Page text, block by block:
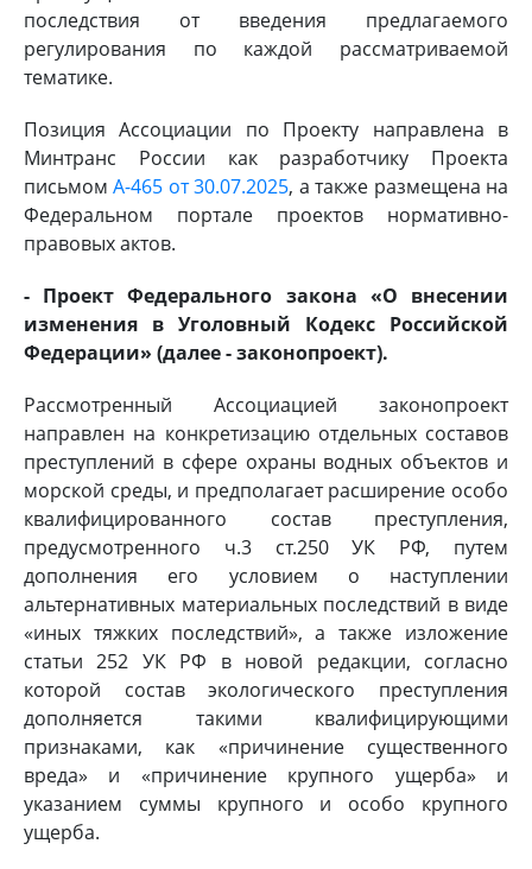
последствия от введения предлагаемого
регулирования по каждой рассматриваемой
тематике.
Позиция Ассоциации по Проекту направлена в
Минтранс России как разработчику Проекта
письмомА-465 от 30.07.2025, а также размещена на
Федеральном портале проектов нормативно-
правовых актов.
- Проект Федерального закона «О внесении
изменения в Уголовный Кодекс Российской
Федерации» (далее - законопроект).
Рассмотренный Ассоциацией законопроект
направлен на конкретизацию отдельных составов
преступлений в сфере охраны водных объектов и
морской среды, и предполагает расширение особо
квалифицированного состав преступления,
предусмотренного ч.3 ст.250 УК РФ, путем
дополнения его условием о наступлении
альтернативных материальных последствий в виде
«иных тяжких последствий», а также изложение
статьи 252 УК РФ в новой редакции, согласно
которой состав экологического преступления
дополняется такими квалифицирующими
признаками, как «причинение существенного
вреда» и «причинение крупного ущерба» и
указанием суммы крупного и особо крупного
ущерба.